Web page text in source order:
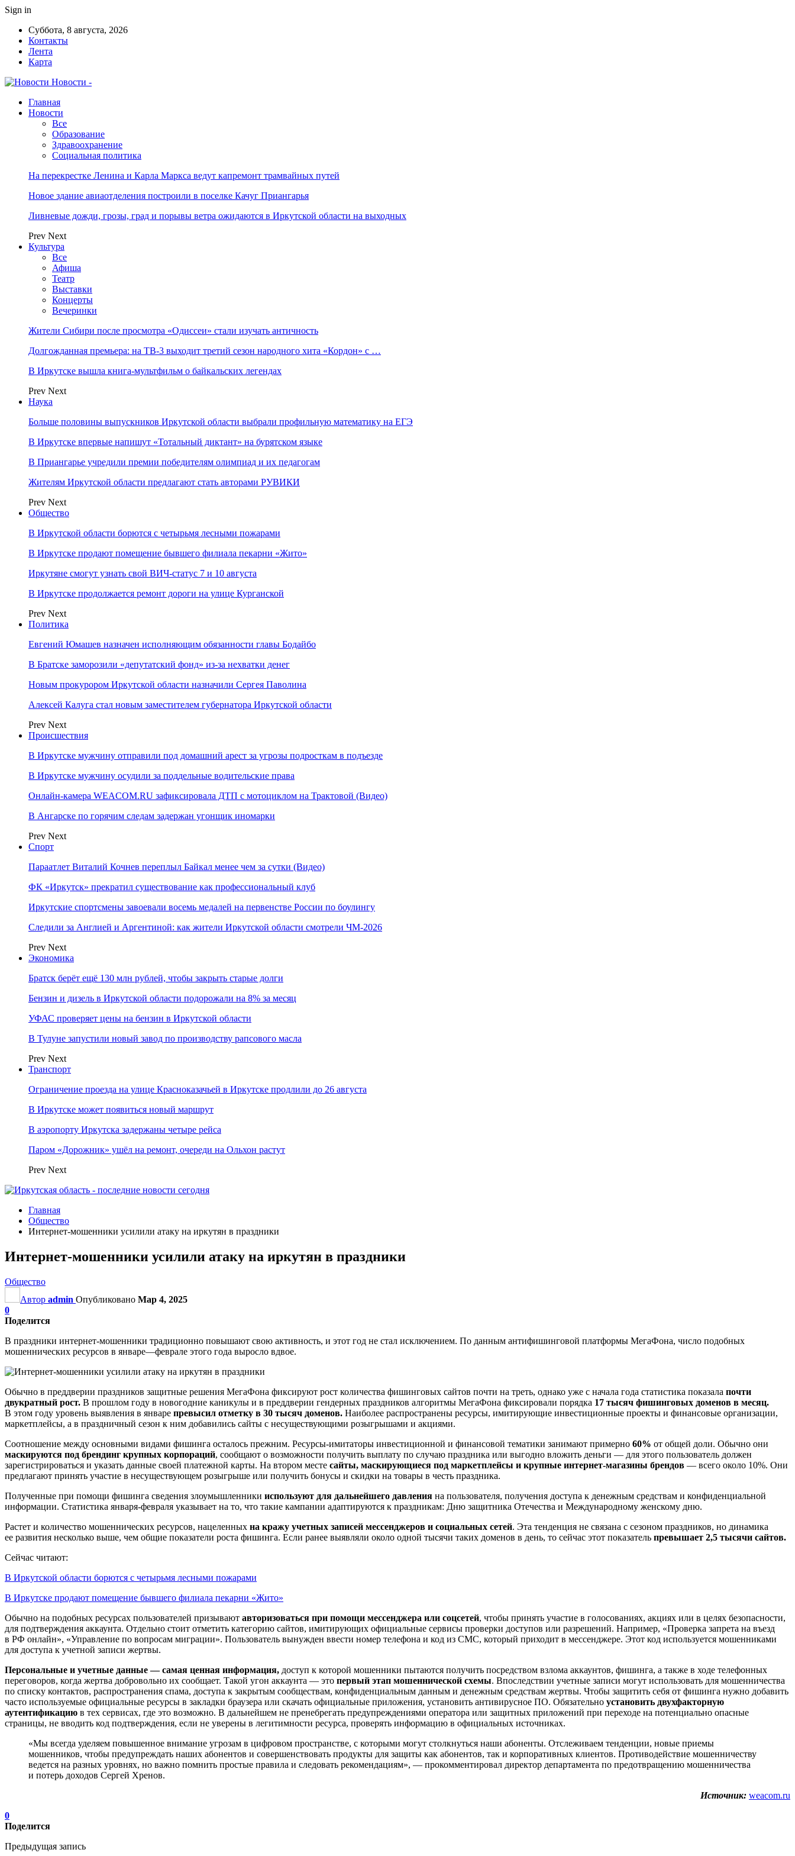
Sign in
Суббота, 8 августа, 2026
Контакты
Лента
Карта
Новости -
Главная
Новости
Все
Образование
Здравоохранение
Социальная политика
На перекрестке Ленина и Карла Маркса ведут капремонт трамвайных путей
Новое здание авиаотделения построили в поселке Качуг Приангарья
Ливневые дожди, грозы, град и порывы ветра ожидаются в Иркутской области на выходных
Prev Next
Культура
Все
Афиша
Театр
Выставки
Концерты
Вечеринки
Жители Сибири после просмотра «Одиссеи» стали изучать античность
Долгожданная премьера: на ТВ-3 выходит третий сезон народного хита «Кордон» с …
В Иркутске вышла книга-мультфильм о байкальских легендах
Prev Next
Наука
Больше половины выпускников Иркутской области выбрали профильную математику на ЕГЭ
В Иркутске впервые напишут «Тотальный диктант» на бурятском языке
В Приангарье учредили премии победителям олимпиад и их педагогам
Жителям Иркутской области предлагают стать авторами РУВИКИ
Prev Next
Общество
В Иркутской области борются с четырьмя лесными пожарами
В Иркутске продают помещение бывшего филиала пекарни «Жито»
Иркутяне смогут узнать свой ВИЧ-статус 7 и 10 августа
В Иркутске продолжается ремонт дороги на улице Курганской
Prev Next
Политика
Евгений Юмашев назначен исполняющим обязанности главы Бодайбо
В Братске заморозили «депутатский фонд» из‑за нехватки денег
Новым прокурором Иркутской области назначили Сергея Паволина
Алексей Калуга стал новым заместителем губернатора Иркутской области
Prev Next
Происшествия
В Иркутске мужчину отправили под домашний арест за угрозы подросткам в подъезде
В Иркутске мужчину осудили за поддельные водительские права
Онлайн-камера WEACOM.RU зафиксировала ДТП с мотоциклом на Трактовой (Видео)
В Ангарске по горячим следам задержан угонщик иномарки
Prev Next
Спорт
Параатлет Виталий Кочнев переплыл Байкал менее чем за сутки (Видео)
ФК «Иркутск» прекратил существование как профессиональный клуб
Иркутские спортсмены завоевали восемь медалей на первенстве России по боулингу
Следили за Англией и Аргентиной: как жители Иркутской области смотрели ЧМ-2026
Prev Next
Экономика
Братск берёт ещё 130 млн рублей, чтобы закрыть старые долги
Бензин и дизель в Иркутской области подорожали на 8% за месяц
УФАС проверяет цены на бензин в Иркутской области
В Тулуне запустили новый завод по производству рапсового масла
Prev Next
Транспорт
Ограничение проезда на улице Красноказачьей в Иркутске продлили до 26 августа
В Иркутске может появиться новый маршрут
В аэропорту Иркутска задержаны четыре рейса
Паром «Дорожник» ушёл на ремонт, очереди на Ольхон растут
Prev Next
Главная
Общество
Интернет-мошенники усилили атаку на иркутян в праздники
Интернет-мошенники усилили атаку на иркутян в праздники
Общество
Автор admin Опубликовано Мар 4, 2025
0
Поделится
В праздники интернет-мошенники традиционно повышают свою активность, и этот год не стал исключением. По данным антифишинговой платформы МегаФона, число подобных
мошеннических ресурсов в январе—феврале этого года выросло вдвое.
Обычно в преддверии праздников защитные решения МегаФона фиксируют рост количества фишинговых сайтов почти на треть, однако уже с начала года статистика показала почти
двукратный рост. В прошлом году в новогодние каникулы и в преддверии гендерных праздников алгоритмы МегаФона фиксировали порядка 17 тысяч фишинговых доменов в месяц.
В этом году уровень выявления в январе превысил отметку в 30 тысяч доменов. Наиболее распространены ресурсы, имитирующие инвестиционные проекты и финансовые организации,
маркетплейсы, а в праздничный сезон к ним добавились сайты с несуществующими розыгрышами и акциями.
Соотношение между основными видами фишинга осталось прежним. Ресурсы-имитаторы инвестиционной и финансовой тематики занимают примерно 60% от общей доли. Обычно они
маскируются под брендинг крупных корпораций, сообщают о возможности получить выплату по случаю праздника или выгодно вложить деньги — для этого пользователь должен
зарегистрироваться и указать данные своей платежной карты. На втором месте сайты, маскирующиеся под маркетплейсы и крупные интернет-магазины брендов — всего около 10%. Они
предлагают принять участие в несуществующем розыгрыше или получить бонусы и скидки на товары в честь праздника.
Полученные при помощи фишинга сведения злоумышленники используют для дальнейшего давления на пользователя, получения доступа к денежным средствам и конфиденциальной
информации. Статистика января-февраля указывает на то, что такие кампании адаптируются к праздникам: Дню защитника Отечества и Международному женскому дню.
Растет и количество мошеннических ресурсов, нацеленных на кражу учетных записей мессенджеров и социальных сетей. Эта тенденция не связана с сезоном праздников, но динамика
ее развития несколько выше, чем общие показатели роста фишинга. Если ранее выявляли около одной тысячи таких доменов в день, то сейчас этот показатель превышает 2,5 тысячи сайтов.
Сейчас читают:
В Иркутской области борются с четырьмя лесными пожарами
В Иркутске продают помещение бывшего филиала пекарни «Жито»
Обычно на подобных ресурсах пользователей призывают авторизоваться при помощи мессенджера или соцсетей, чтобы принять участие в голосованиях, акциях или в целях безопасности,
для подтверждения аккаунта. Отдельно стоит отметить категорию сайтов, имитирующих официальные сервисы проверки доступов или разрешений. Например, «Проверка запрета на въезд
в РФ онлайн», «Управление по вопросам миграции». Пользователь вынужден ввести номер телефона и код из СМС, который приходит в мессенджере. Этот код используется мошенниками
для доступа к учетной записи жертвы.
Персональные и учетные данные — самая ценная информация, доступ к которой мошенники пытаются получить посредством взлома аккаунтов, фишинга, а также в ходе телефонных
переговоров, когда жертва добровольно их сообщает. Такой угон аккаунта — это первый этап мошеннической схемы. Впоследствии учетные записи могут использовать для мошенничества
по списку контактов, распространения спама, доступа к закрытым сообществам, конфиденциальным данным и денежным средствам жертвы. Чтобы защитить себя от фишинга нужно добавить
часто используемые официальные ресурсы в закладки браузера или скачать официальные приложения, установить антивирусное ПО. Обязательно установить двухфакторную
аутентификацию в тех сервисах, где это возможно. В дальнейшем не пренебрегать предупреждениями оператора или защитных приложений при переходе на потенциально опасные
страницы, не вводить код подтверждения, если не уверены в легитимности ресурса, проверять информацию в официальных источниках.
«Мы всегда уделяем повышенное внимание угрозам в цифровом пространстве, с которыми могут столкнуться наши абоненты. Отслеживаем тенденции, новые приемы
мошенников, чтобы предупреждать наших абонентов и совершенствовать продукты для защиты как абонентов, так и корпоративных клиентов. Противодействие мошенничеству
ведется на разных уровнях, но важно помнить простые правила и следовать рекомендациям», — прокомментировал директор департамента по предотвращению мошенничества
и потерь доходов Сергей Хренов.
Источник: weacom.ru
0
Поделится
Предыдущая запись